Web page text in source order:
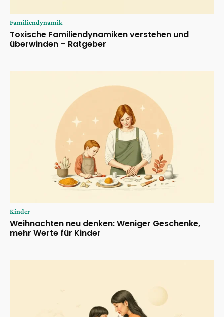
Familiendynamik
Toxische Familiendynamiken verstehen und
überwinden – Ratgeber
Kinder
Weihnachten neu denken: Weniger Geschenke,
mehr Werte für Kinder